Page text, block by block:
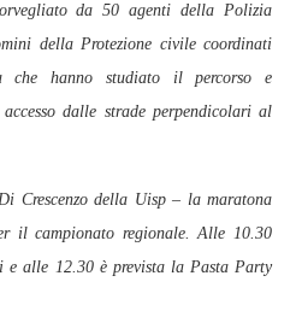
da 50 agenti della Polizia
della Protezione civile coordinati
che hanno studiato il percorso e
dalle strade perpendicolari al
Crescenzo della Uisp – la maratona
il campionato regionale. Alle 10.30
e alle 12.30 è prevista la Pasta Party